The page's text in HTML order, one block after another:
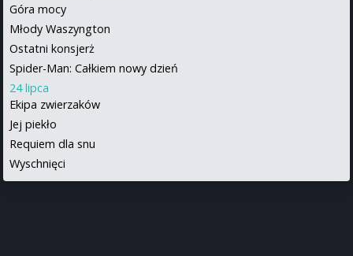
Góra mocy
Młody Waszyngton
Ostatni konsjerż
Spider-Man: Całkiem nowy dzień
24 lipca
Ekipa zwierzaków
Jej piekło
Requiem dla snu
Wyschnięci